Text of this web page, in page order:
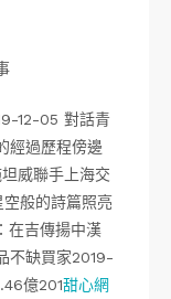
12-05 對話青
經過歷程傍邊
威聯手上海交
般的詩篇照亮
在吉傳揚中漢
不缺買家2019-
億201甜心網